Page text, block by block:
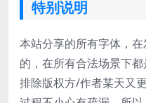
特别说明
本站分享的所有字体，
的，在所有合法场景下
排除版权方/作者某天又